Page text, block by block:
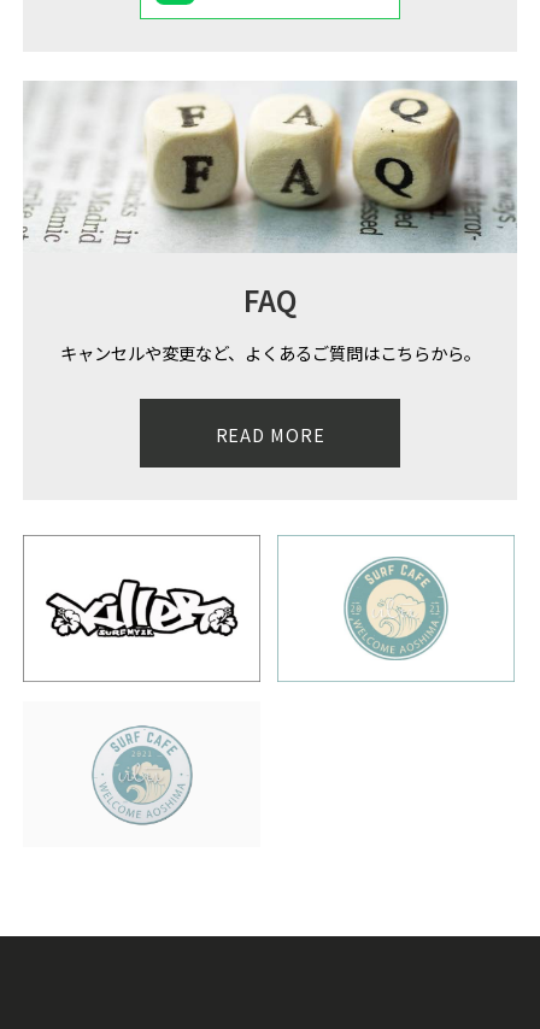
FAQ
キャンセルや変更など、よくあるご質問はこちらから。
READ MORE